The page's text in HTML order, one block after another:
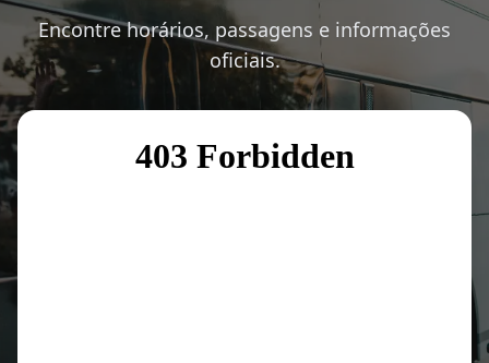
Encontre horários, passagens e informações
oficiais.